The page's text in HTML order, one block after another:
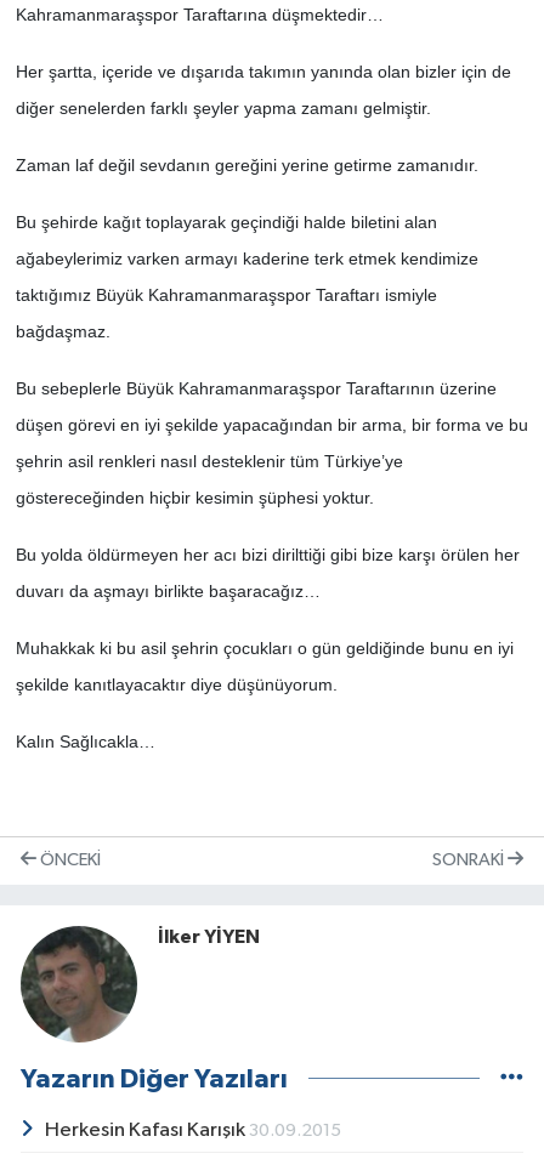
Kahramanmaraşspor Taraftarına düşmektedir…
Her şartta, içeride ve dışarıda takımın yanında olan bizler için de
diğer senelerden farklı şeyler yapma zamanı gelmiştir.
Zaman laf değil sevdanın gereğini yerine getirme zamanıdır.
Bu şehirde kağıt toplayarak geçindiği halde biletini alan
ağabeylerimiz varken armayı kaderine terk etmek kendimize
taktığımız Büyük Kahramanmaraşspor Taraftarı ismiyle
bağdaşmaz.
Bu sebeplerle Büyük Kahramanmaraşspor Taraftarının üzerine
düşen görevi en iyi şekilde yapacağından bir arma, bir forma ve bu
şehrin asil renkleri nasıl desteklenir tüm Türkiye’ye
göstereceğinden hiçbir kesimin şüphesi yoktur.
Bu yolda öldürmeyen her acı bizi dirilttiği gibi bize karşı örülen her
duvarı da aşmayı birlikte başaracağız…
Muhakkak ki bu asil şehrin çocukları o gün geldiğinde bunu en iyi
şekilde kanıtlayacaktır diye düşünüyorum.
Kalın Sağlıcakla…
ÖNCEKI SONRAKI
İlker YİYEN
Yazarın Diğer Yazıları
Herkesin Kafası Karışık 30.09.2015